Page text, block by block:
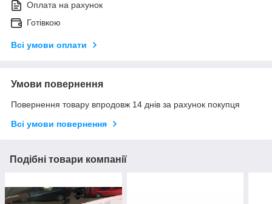
Оплата на рахунок
Готівкою
Всі умови оплати
Умови повернення
Повернення товару впродовж 14 днів за рахунок покупця
Всі умови повернення
Подібні товари компанії